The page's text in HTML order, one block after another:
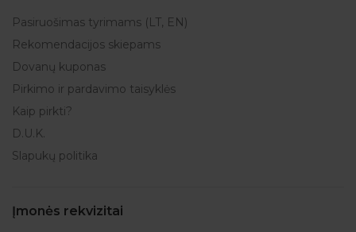
Pasiruošimas tyrimams (LT, EN)
Rekomendacijos skiepams
Dovanų kuponas
Pirkimo ir pardavimo taisyklės
Kaip pirkti?
D.U.K.
Slapukų politika
Įmonės rekvizitai